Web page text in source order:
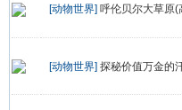
[动物世界] 呼伦贝尔大草原
[动物世界] 探秘价值万金的